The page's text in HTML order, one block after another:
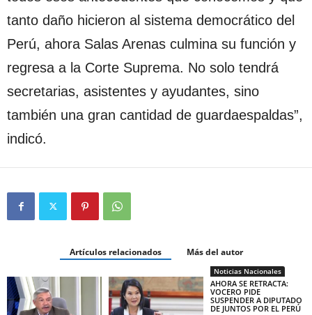
tanto daño hicieron al sistema democrático del
Perú, ahora Salas Arenas culmina su función y
regresa a la Corte Suprema. No solo tendrá
secretarias, asistentes y ayudantes, sino
también una gran cantidad de guardaespaldas”,
indicó.
Artículos relacionados Más del autor
Noticias Nacionales
AHORA SE RETRACTA:
VOCERO PIDE
SUSPENDER A DIPUTADO
DE JUNTOS POR EL PERÚ